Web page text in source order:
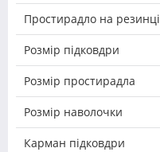
Простирадло на резинці
Розмір підковдри
Розмір простирадла
Розмір наволочки
Карман підковдри